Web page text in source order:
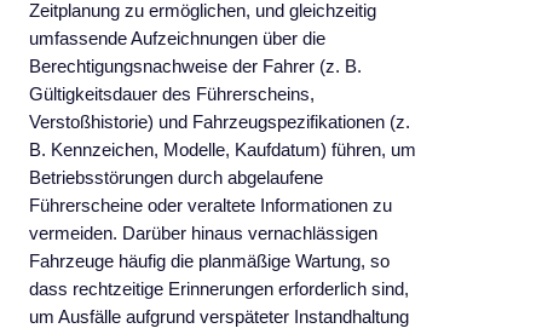
Zeitplanung zu ermöglichen, und gleichzeitig
umfassende Aufzeichnungen über die
Berechtigungsnachweise der Fahrer (z. B.
Gültigkeitsdauer des Führerscheins,
Verstoßhistorie) und Fahrzeugspezifikationen (z.
B. Kennzeichen, Modelle, Kaufdatum) führen, um
Betriebsstörungen durch abgelaufene
Führerscheine oder veraltete Informationen zu
vermeiden. Darüber hinaus vernachlässigen
Fahrzeuge häufig die planmäßige Wartung, so
dass rechtzeitige Erinnerungen erforderlich sind,
um Ausfälle aufgrund verspäteter Instandhaltung